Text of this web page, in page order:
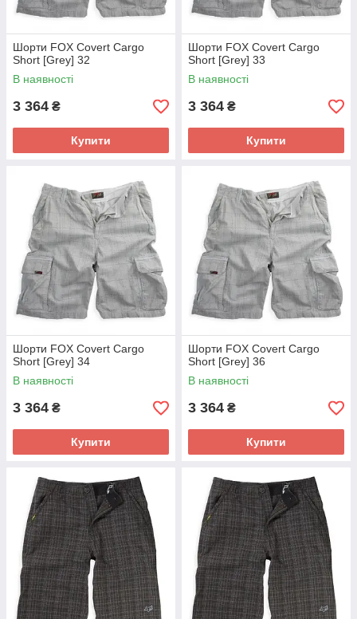
Шорти FOX Covert Cargo
Short [Grey] 32
В наявності
3 364 ₴
Купити
Шорти FOX Covert Cargo
Short [Grey] 33
В наявності
3 364 ₴
Купити
Шорти FOX Covert Cargo
Short [Grey] 34
В наявності
3 364 ₴
Купити
Шорти FOX Covert Cargo
Short [Grey] 36
В наявності
3 364 ₴
Купити